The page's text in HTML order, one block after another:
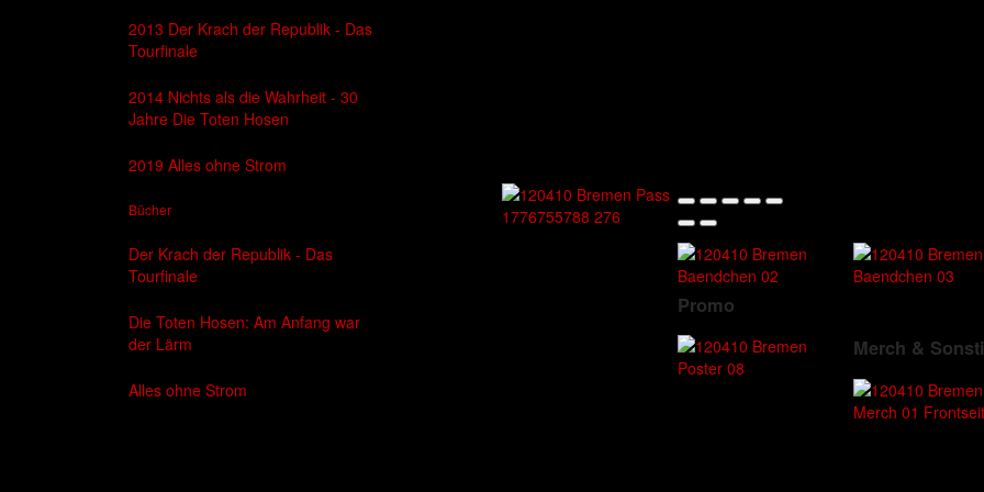
Promo
Merch &
2013 Der Krach der Republik - Das
Tourfinale
2014 Nichts als die Wahrheit - 30
Jahre Die Toten Hosen
2019 Alles ohne Strom
Bücher
Der Krach der Republik - Das
Tourfinale
Die Toten Hosen: Am Anfang war
der Lärm
Alles ohne Strom